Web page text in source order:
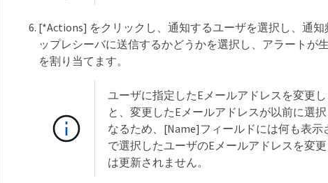
[*Actions] をクリックし、通知するユーザを選択し、通知
ップレシーバに送信するかどうかを選択し、アラートが
を割り当てます。
ユーザに指定したEメールアドレスを変更
と、変更したEメールアドレスが以前に選
なるため、[Name]フィールドには何も表
で選択したユーザのEメールアドレスを変
は更新されません。